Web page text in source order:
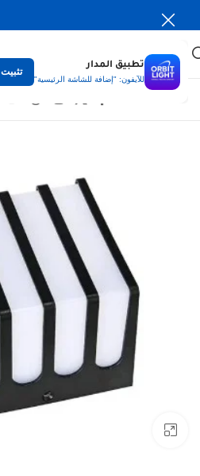
تطبيق المدار
للآيفون: "إضافة للشاشة الرئيسية"
تثبيت